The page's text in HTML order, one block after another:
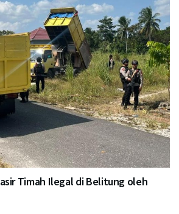
Timah Ilegal di Belitung oleh